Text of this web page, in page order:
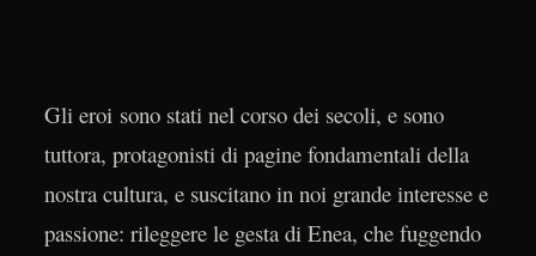
Gli eroi sono stati nel corso dei secoli, e sono
tuttora, protagonisti di pagine fondamentali della
nostra cultura, e suscitano in noi grande interesse e
passione: rileggere le gesta di Enea, che fuggendo